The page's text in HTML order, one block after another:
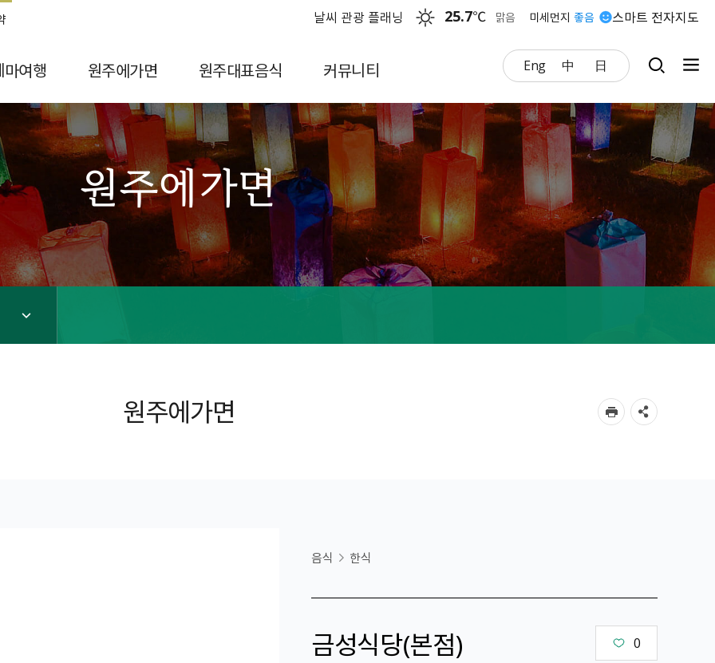
스마트 전자지도
날씨 관광 플래닝 25.7℃ 맑음 미세먼지 좋음
Eng 中 日
마여행 원주에가면 원주대표음식 커뮤니티
원주에가면
원주에가면
음식 한식
금성식당（본점） 0